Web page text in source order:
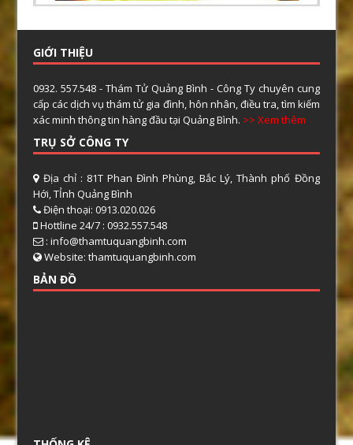
GIỚI THIỆU
0932. 557.548 - Thám Tử Quảng Bình - Công Ty chuyên cung
cấp các dịch vụ thám tử gia đình, hôn nhân, điều tra, tìm kiếm
xác minh thông tin hàng đầu tại Quảng Bình. >> Xem thêm
TRỤ SỞ CÔNG TY
Địa chỉ : 81T Phan Đình Phùng, Bắc Lý, Thành phố Đồng
Hới, TỈnh Quảng Bình
Điện thoại: 0913.020.026
Hottline 24/7 : 0932.557.548
: info@thamtuquangbinh.com
Website: thamtuquangbinh.com
BẢN ĐỒ